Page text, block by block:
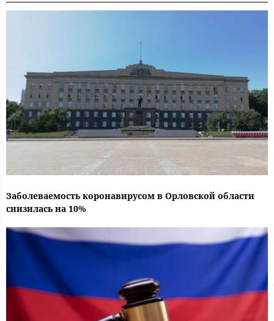
Заболеваемость коронавирусом в Орловской области
снизилась на 10%